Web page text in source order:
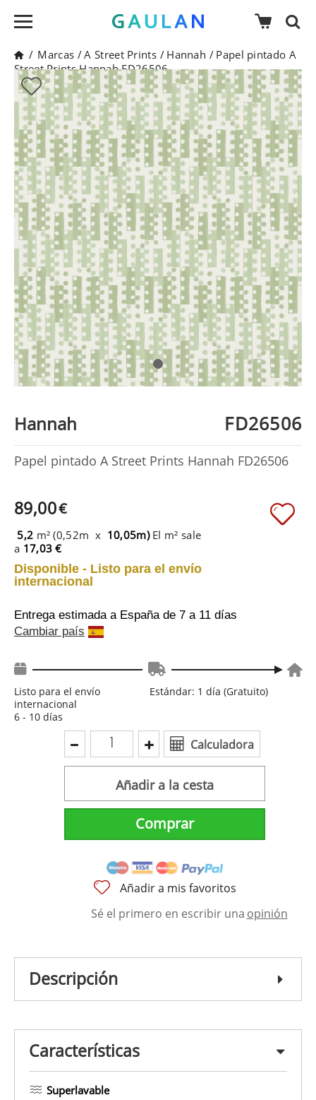
/ Marcas /A Street Prints / Hannah / Papel pintado A
Street Prints Hannah FD26506
Hannah FD26506
Papel pintado A Street Prints Hannah FD26506
89,00€
5,2 m² (0,52m x 10,05m) El m² sale
a 17,03 €
Disponible - Listo para el envío
internacional
Entrega estimada a España de 7 a 11 días
Cambiar país
Listo para el envío
internacional
6 - 10 días
Estándar: 1 día (Gratuito)
Calculadora
Añadir a la cesta
Comprar
Añadir a mis favoritos
Sé el primero en escribir una opinión
Descripción
Características
Superlavable